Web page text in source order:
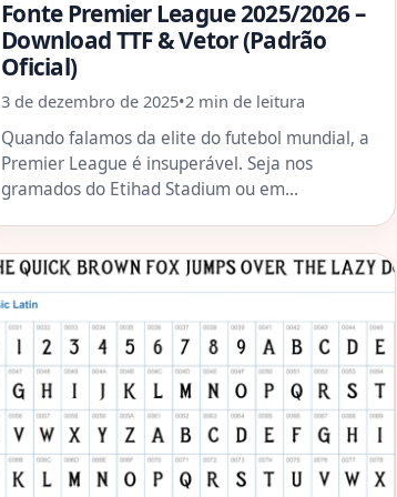
Fonte Premier League 2025/2026 –
Download TTF & Vetor (Padrão
Oficial)
3 de dezembro de 2025•2 min de leitura
Quando falamos da elite do futebol mundial, a
Premier League é insuperável. Seja nos
gramados do Etihad Stadium ou em…